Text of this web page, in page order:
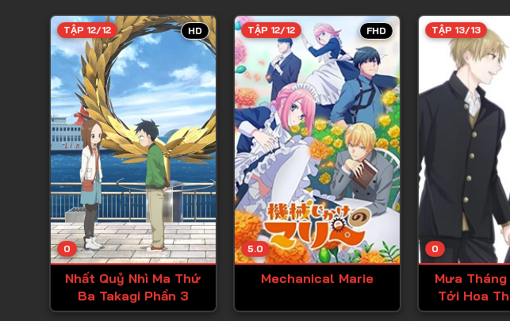
Tập 7
Tập 9
Tập 10
Tập 11
Tập 12
Tập 13
Tập 15
Tập 17
HD
0
TẬP 12/12
Nhất Quỷ Nhì Ma Thứ
Ba Takagi Phần 3
FHD
5.0
TẬP 12/12
Mechanical Marie
0
TẬP 13/13
Mưa
Tới Hoa